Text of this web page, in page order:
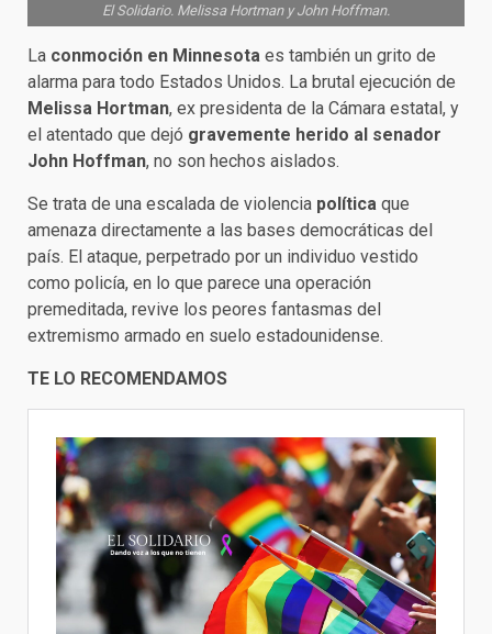
El Solidario. Melissa Hortman y John Hoffman.
La conmoción en Minnesota es también un grito de
alarma para todo Estados Unidos. La brutal ejecución de
Melissa Hortman, ex presidenta de la Cámara estatal, y
el atentado que dejó gravemente herido al senador
John Hoffman, no son hechos aislados.
Se trata de una escalada de violencia política que
amenaza directamente a las bases democráticas del
país. El ataque, perpetrado por un individuo vestido
como policía, en lo que parece una operación
premeditada, revive los peores fantasmas del
extremismo armado en suelo estadounidense.
TE LO RECOMENDAMOS